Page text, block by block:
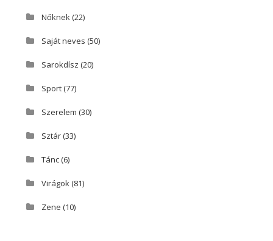
Nőknek(22)
Saját neves (50)
Sarokdísz (20)
Sport(77)
Szerelem (30)
Sztár(33)
Tánc(6)
Virágok(81)
Zene (10)